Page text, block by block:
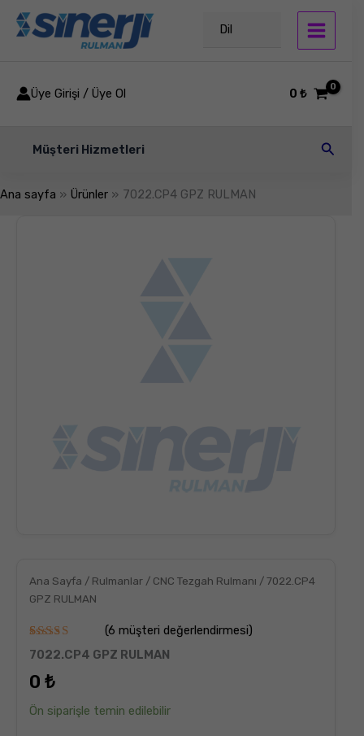
İçeriğe
atla
Dil
Üye Girişi / Üye Ol 0₺
Müşteri Hizmetleri Arama
Ana sayfa Ürünler 7022.CP4 GPZ RULMAN
Ana Sayfa / Rulmanlar / CNC Tezgah Rulmanı / 7022.CP4
GPZ RULMAN
6
müşteri
puanına
5
5.00
puan
aldı
(6 müşteri değerlendirmesi)
7022.CP4 GPZ RULMAN
0 ₺
Ön siparişle temin edilebilir